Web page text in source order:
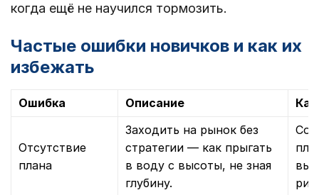
когда ещё не научился тормозить.
Частые ошибки новичков и как их
избежать
Ошибка Описание
Отсутствие
плана
Заходить на рынок без
стратегии — как прыгать
в воду с высоты, не зная
глубину.